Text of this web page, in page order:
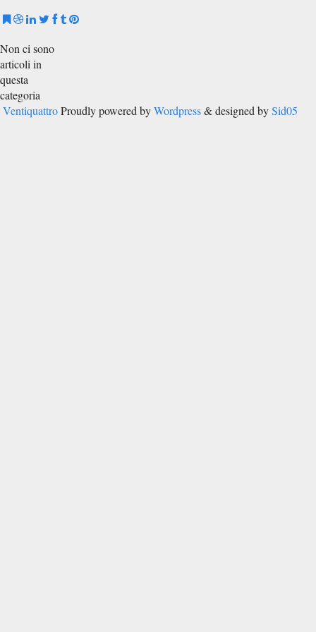
Non ci sono
articoli in
questa
categoria
Ventiquattro Proudly powered byWordpress& designed bySid05